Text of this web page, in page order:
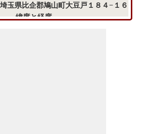
玉県比企郡鳩山町大豆戸１８４−１６
緯度と経度